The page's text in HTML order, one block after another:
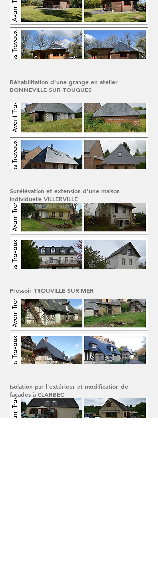
Réhabilitation d'une grange en atelier
BONNEVILLE-SUR-TOUQUES
Surélévation et extension d'une maison
individuelle VILLERVILLE
Pressoir TROUVILLE-SUR-MER
Isolation par l'extérieur et modification de
façades à CLARBEC